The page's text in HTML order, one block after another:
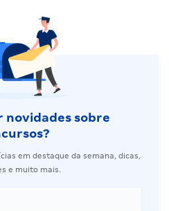
novidades sobre
em destaque da semana, dicas,
e muito mais.